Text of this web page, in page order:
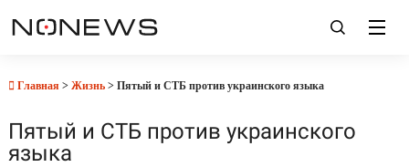
Главная > Жизнь> Пятый и СТБ против украинского языка
Пятый и СТБ против украинского
языка